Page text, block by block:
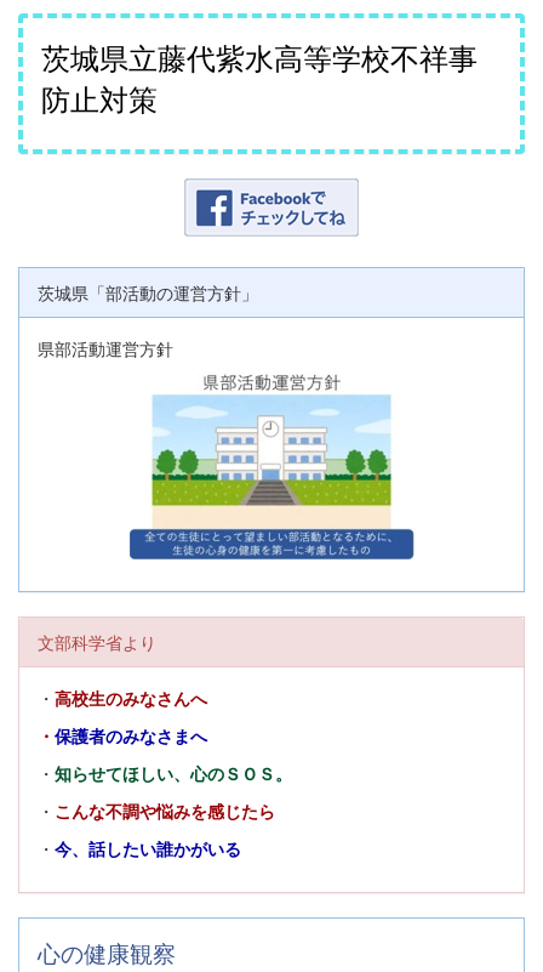
茨城県立藤代紫水高等学校不祥事
防止対策
茨城県「部活動の運営方針」
県部活動運営方針
文部科学省より
・ 高校生のみなさんへ
・ 保護者のみなさまへ
・ 知らせてほしい、心のＳＯＳ。
・ こんな不調や悩みを感じたら
・ 今、話したい誰かがいる
心の健康観察